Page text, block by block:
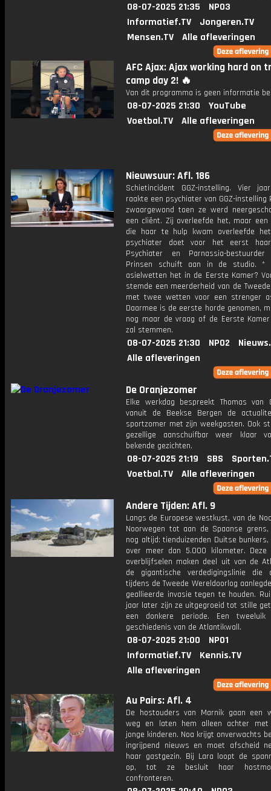
08-07-2025 21:35
NPO3
Informatief.TV
Jongeren.TV
Mensen.TV
Alle afleveringen
AFC Ajax: Ajax working hard on
camp day 2! 🔥
Van dit programma is geen informatie
08-07-2025 21:30
YouTube
Voetbal.TV
Alle afleveringen
Nieuwsuur: Afl. 186
Schietincident GGZ-instelling. Vier
raakte een psychiater van GGZ-instelling
zwaargewond toen ze werd
een cliënt. Zij overleefde het, maar een
die haar te hulp kwam overleefde
psychiater doet voor het eerst
Psychiater en Parnassia-bestuurder
Prinsen schuift aan in de studio. *
asielwetten het in de Eerste Kamer?
stemde een meerderheid van de
met twee wetten voor een strenger
Daarmee is de eerste horde genomen,
nog maar de vraag of de Eerste
zal stemmen.
08-07-2025 21:30 NPO2
Alle afleveringen
De Oranjezomer
Elke werkdag bespreekt Thomas van
vanuit de Beekse Bergen de
sportzomer met zijn weekgasten. Ook
gezellige aanschuifbar weer klaar
bekende gezichten.
08-07-2025 21:19 SBS
Voetbal.TV
Alle afleveringen
Andere Tijden: Afl. 9
Langs de Europese westkust, van de
Noorwegen tot aan de Spaanse
nog altijd: tienduizenden Duitse
over meer dan 5.000 kilometer. Deze
overblijfselen maken deel uit van de
de gigantische verdedigingslinie die
tijdens de Tweede Wereldoorlog
geallieerde invasie tegen te houden.
jaar later zijn ze uitgegroeid tot stille
een donkere periode. Een
geschiedenis van de Atlantikwall.
08-07-2025 21:00
NPO1
Informatief.TV
Kennis.TV
Alle afleveringen
Au Pairs: Afl. 4
De hostouders van Marnik gaan een
weg en laten hem alleen achter
jonge kinderen. Noa krijgt onverwachts
ingrijpend nieuws en moet afscheid
haar gastgezin. Bij Lara loopt de
op, tot ze besluit haar
confronteren.